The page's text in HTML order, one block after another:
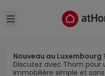
Open sidebar
Nouveau au Luxembourg
Discutez avec Thom pour
immobilière simple et sans
Annuler